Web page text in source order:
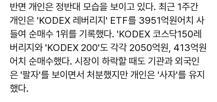
반면 개인은 정반대 모습을 보이고 있다. 최근 1주간
개인은 'KODEX 레버리지' ETF를 3951억원어치 사
들여 순매수 1위를 기록했다. 'KODEX 코스닥150레
버리지와 'KODEX 200'도 각각 2050억원, 413억원
어치 순매수했다. 시장이 하락할 때도 기관과 외국인
은 '팔자'를 보이면서 처분했지만 개인은 '사자'를 유지
했다.